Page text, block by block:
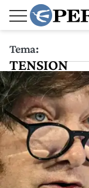
Tema:
TENSION